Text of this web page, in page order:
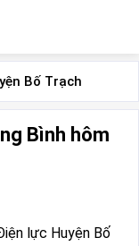
Bố Trạch
Bình hôm
lực Huyện Bố